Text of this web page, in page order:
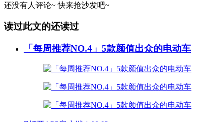
还没有人评论~ 快来抢沙发吧~
读过此文的还读过
「每周推荐NO.4」5款颜值出众的电动车